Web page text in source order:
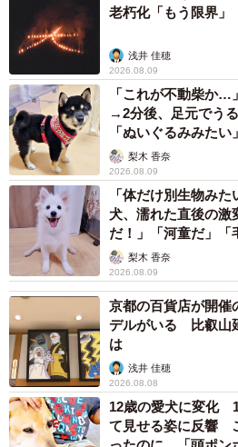
をみつめていたので、何気なく頭
た。
なでなでし終わったあと、もう少
をペタンとさせてこの表情でこち
なでなでするとこういう表情をす
際に撮った写真、よく見るとキス
キス待ち？と思い、思ったことを
ーーなでなですると、こういった
「なでなですると耳をぺたんとさ
せます。それ以外にも私が帰宅し
り、誰か好きな人が現れて嬉しい
きながらこういった幸せそうな表
す」
老朽化「もう限界
浅井 佳穂
2026.08.09
「これが不動柴か…
→2分後、足元でう
「ぬいぐるみみたい」
梨木 香奈
2026.08.09
「体だけ別生物み
犬、濡れた直後の
だ！」「河童だ」「
梨木 香奈
2026.08.09
京都の百貨店が開催
デルがいる 比叡山
は
浅井 佳穂
2026.08.08
12歳の愛犬に変化
て見せる姿に反響